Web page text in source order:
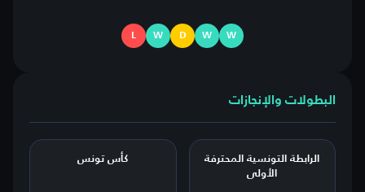
W
W
D
W
L
البطولات والإنجازات
الرابطة التونسية المحترفة
الأولى
كأس تونس